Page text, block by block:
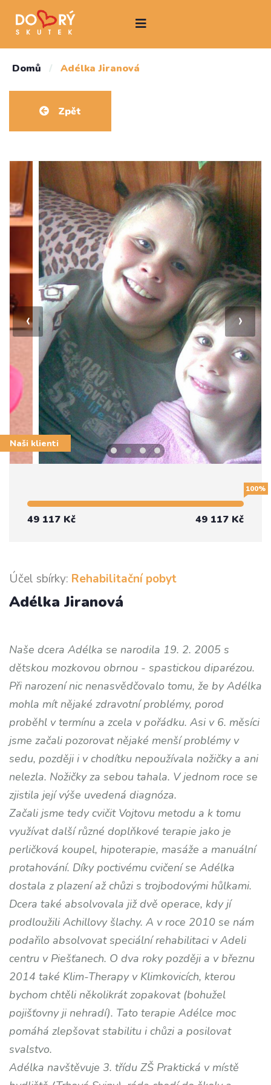
Domů / Adélka Jiranová
Zpět
‹ ›
Naši klienti
100%
49 117 Kč 49 117 Kč
Účel sbírky: Rehabilitační pobyt
Adélka Jiranová
Naše dcera Adélka se narodila 19. 2. 2005 s
dětskou mozkovou obrnou - spastickou diparézou.
Při narození nic nenasvědčovalo tomu, že by Adélka
mohla mít nějaké zdravotní problémy, porod
proběhl v termínu a zcela v pořádku. Asi v 6. měsíci
jsme začali pozorovat nějaké menší problémy v
sedu, později i v chodítku nepoužívala nožičky a ani
nelezla. Nožičky za sebou tahala. V jednom roce se
zjistila její výše uvedená diagnóza.
Začali jsme tedy cvičit Vojtovu metodu a k tomu
využívat další různé doplňkové terapie jako je
perličková koupel, hipoterapie, masáže a manuální
protahování. Díky poctivému cvičení se Adélka
dostala z plazení až chůzi s trojbodovými hůlkami.
Dcera také absolvovala již dvě operace, kdy jí
prodloužili Achillovy šlachy. A v roce 2010 se nám
podařilo absolvovat speciální rehabilitaci v Adeli
centru v Piešťanech. O dva roky později a v březnu
2014 také Klim-Therapy v Klimkovicích, kterou
bychom chtěli několikrát zopakovat (bohužel
pojišťovny ji nehradí). Tato terapie Adélce moc
pomáhá zlepšovat stabilitu i chůzi a posilovat
svalstvo.
Adélka navštěvuje 3. třídu ZŠ Praktická v místě